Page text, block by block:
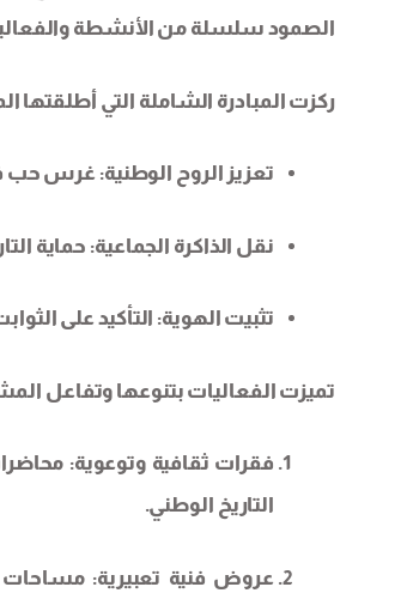
الصمود سلسلة من الأنشطة
ركزت المبادرة الشاملة التي
تعزيز الروح الوطنية: غرس
نقل الذاكرة الجماعية: حماية
تثبيت الهوية: التأكيد على
تميزت الفعاليات بتنوعها وتفاعل
فقرات ثقافية وتوعوية:
التاريخ الوطني.
عروض فنية تعبيرية: مساحات